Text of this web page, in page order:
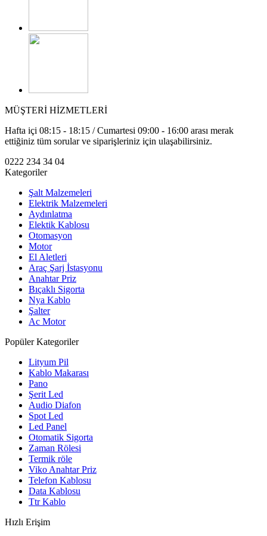
MÜŞTERİ HİZMETLERİ
Hafta içi 08:15 - 18:15 / Cumartesi 09:00 - 16:00 arası merak
ettiğiniz tüm sorular ve siparişleriniz için ulaşabilirsiniz.
0222 234 34 04
Kategoriler
Şalt Malzemeleri
Elektrik Malzemeleri
Aydınlatma
Elektik Kablosu
Otomasyon
Motor
El Aletleri
Araç Şarj İstasyonu
Anahtar Priz
Bıçaklı Sigorta
Nya Kablo
Şalter
Ac Motor
Popüler Kategoriler
Lityum Pil
Kablo Makarası
Pano
Şerit Led
Audio Diafon
Spot Led
Led Panel
Otomatik Sigorta
Zaman Rölesi
Termik röle
Viko Anahtar Priz
Telefon Kablosu
Data Kablosu
Ttr Kablo
Hızlı Erişim